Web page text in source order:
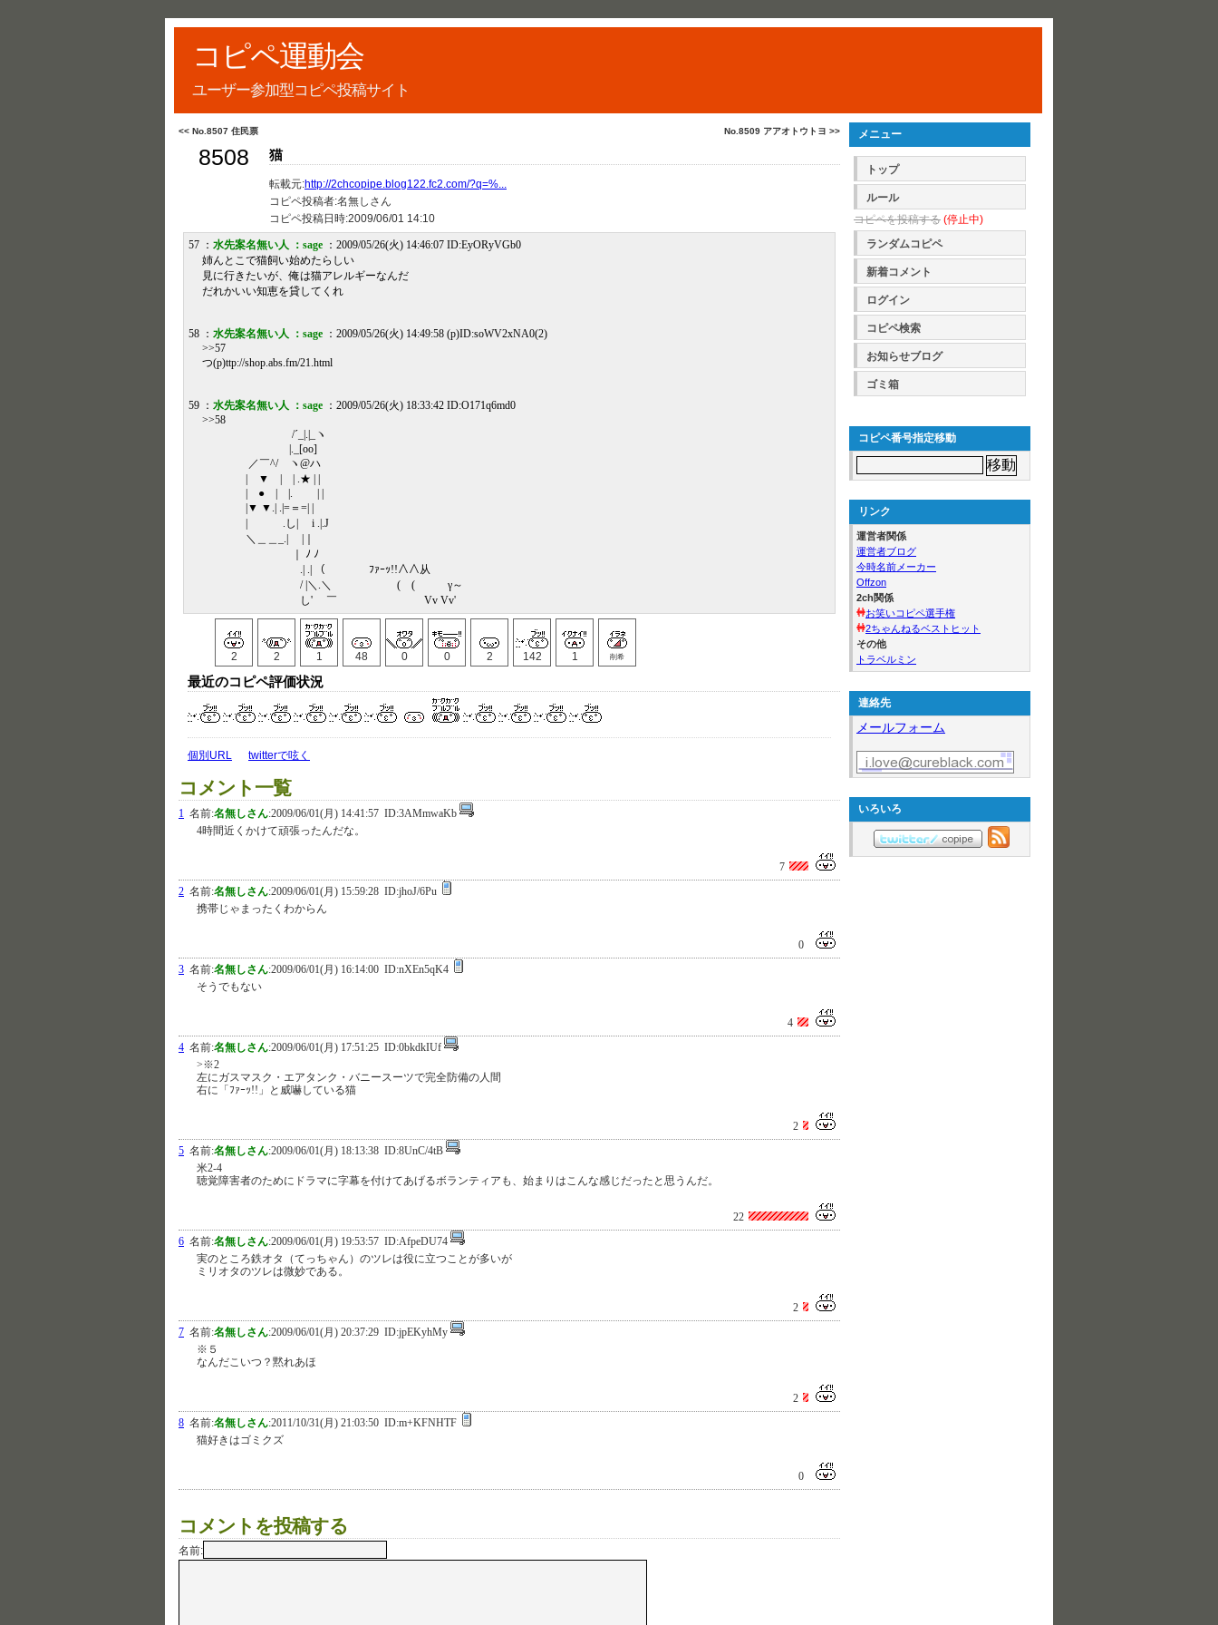
コピペ運動会
ユーザー参加型コピペ投稿サイト
No.8509 アアオトウトヨ >>
<< No.8507 住民票
8508 猫
転載元:http://2chcopipe.blog122.fc2.com/?q=%...
コピペ投稿者:名無しさん
コピペ投稿日時:2009/06/01 14:10
57 ： 水先案名無い人 ：sage ：2009/05/26(火) 14:46:07 ID:EyORyVGb0
姉んとこで猫飼い始めたらしい
見に行きたいが、俺は猫アレルギーなんだ
だれかいい知恵を貸してくれ
58 ： 水先案名無い人 ：sage ：2009/05/26(火) 14:49:58 (p)ID:soWV2xNA0(2)
>>57
つ(p)ttp://shop.abs.fm/21.html
59 ： 水先案名無い人 ：sage ：2009/05/26(火) 18:33:42 ID:O171q6md0
>>58
/´_|.|_ヽ
|._[οο]
／￣^/ ヽ@ハ
| ▼ | | .★ | |
| ● | |. | |
|▼ ▼.| .|=＝=| |
| .し| i .|.J
＼＿＿_.| |｜
｜ ﾉ ﾉ
.| .| （ ﾌｧｰｯ!!∧∧从
/ |＼.＼ ( ( γ～
し' ￣ Vv Vv'
2 2 1 48 0 0 2 142 1 削希
最近のコピペ評価状況
個別URL twitterで呟く
コメント一覧
1 名前:名無しさん:2009/06/01(月) 14:41:57 ID:3AMmwaKb
4時間近くかけて頑張ったんだな。
7
2 名前:名無しさん:2009/06/01(月) 15:59:28 ID:jhoJ/6Pu
携帯じゃまったくわからん
0
3 名前:名無しさん:2009/06/01(月) 16:14:00 ID:nXEn5qK4
そうでもない
4
4 名前:名無しさん:2009/06/01(月) 17:51:25 ID:0bkdkIUf
>※2
左にガスマスク・エアタンク・バニースーツで完全防備の人間
右に「ﾌｧｰｯ!!」と威嚇している猫
2
5 名前:名無しさん:2009/06/01(月) 18:13:38 ID:8UnC/4tB
米2-4
聴覚障害者のためにドラマに字幕を付けてあげるボランティアも、始まりはこんな感じだったと思うんだ。
22
6 名前:名無しさん:2009/06/01(月) 19:53:57 ID:AfpeDU74
実のところ鉄オタ（てっちゃん）のツレは役に立つことが多いが
ミリオタのツレは微妙である。
2
7 名前:名無しさん:2009/06/01(月) 20:37:29 ID:jpEKyhMy
※５
なんだこいつ？黙れあほ
2
8 名前:名無しさん:2011/10/31(月) 21:03:50 ID:m+KFNHTF
猫好きはゴミクズ
0
コメントを投稿する
名前:
メニュー
トップ
ルール
コピペを投稿する (停止中)
ランダムコピペ
新着コメント
ログイン
コピペ検索
お知らせブログ
ゴミ箱
コピペ番号指定移動
リンク
運営者関係
運営者ブログ
今時名前メーカー
Offzon
2ch関係
お笑いコピペ選手権
2ちゃんねるベストヒット
その他
トラベルミン
連絡先
メールフォーム
いろいろ